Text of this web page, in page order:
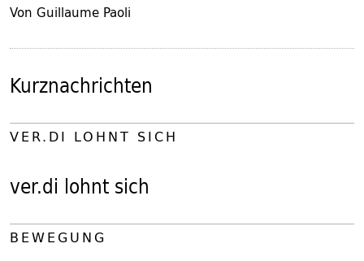
Von Guillaume Paoli
Kurznachrichten
VER.DI LOHNT SICH
ver.di lohnt sich
BEWEGUNG